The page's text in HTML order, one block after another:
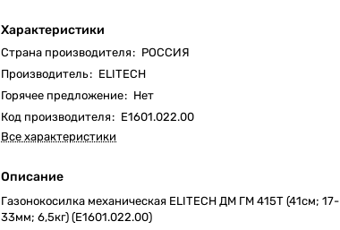
Характеристики
Страна производителя: РОССИЯ
Производитель: ELITECH
Горячее предложение: Нет
Код производителя: E1601.022.00
Все характеристики
Описание
Газонокосилка механическая ELITECH ДМ ГМ 415Т (41cм; 17-
33мм; 6,5кг) (E1601.022.00)